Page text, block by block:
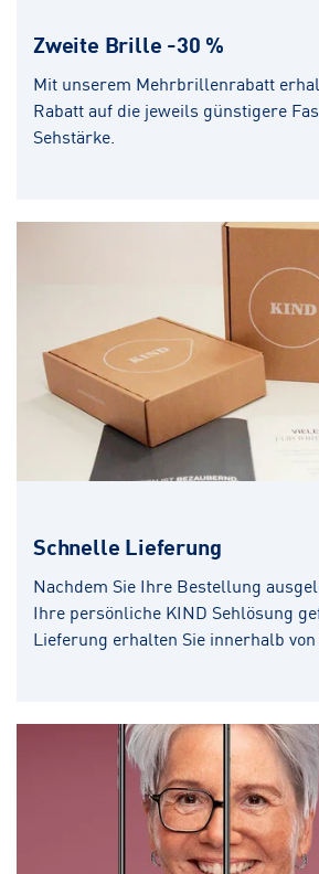
Zweite Brille -30 %
Mit unserem Mehrbrillenrabatt
Rabatt auf die jeweils günstigere
Sehstärke.
Schnelle Lieferung
Nachdem Sie Ihre Bestellung
Ihre persönliche KIND Sehlösung
Lieferung erhalten Sie innerhalb